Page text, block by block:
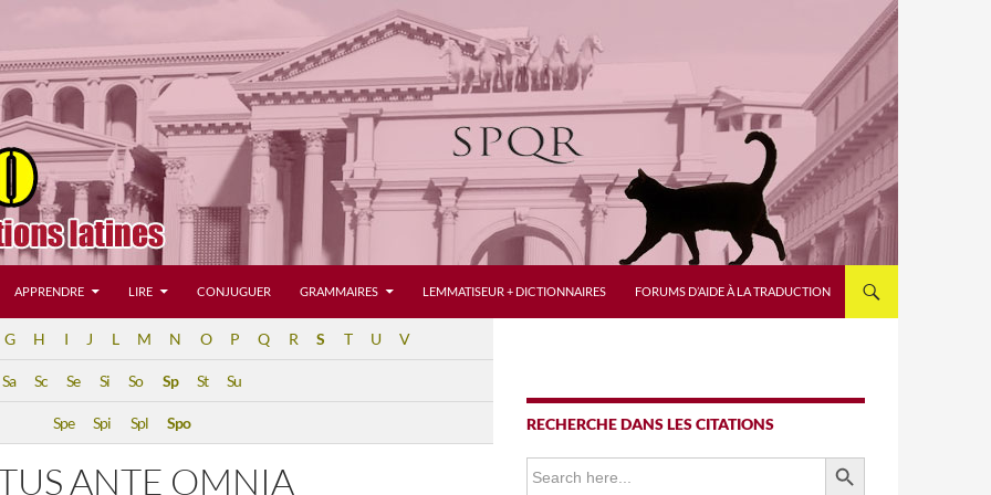
APPRENDRE LIRE CONJUGUER GRAMMAIRES LEMMATISEUR + DICTIONNAIRES FORUMS D’AIDE À LA TRADUCTION
G H I J L M N O P Q R S T U V
Sa Sc Se Si So Sp St Su
Spe Spi Spl Spo
ANTE OMNIA
RECHERCHE DANS LES CITATIONS
Search
for:
SEARCH BUTTON